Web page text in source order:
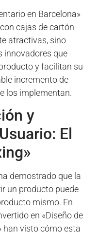
en Barcelona»
cajas de cartón
atractivas, sino
innovadores que
y facilitan su
incremento de
los implementan.
y
El
demostrado que la
un producto puede
mismo. En
en «Diseño de
han visto cómo esta